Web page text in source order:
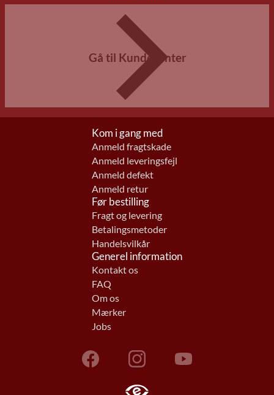
Gå til Kundecenter
Kom i gang med
Anmeld fragtskade
Anmeld leveringsfejl
Anmeld defekt
Anmeld retur
Før bestilling
Fragt og levering
Betalingsmetoder
Handelsvilkår
Generel information
Kontakt os
FAQ
Om os
Mærker
Jobs